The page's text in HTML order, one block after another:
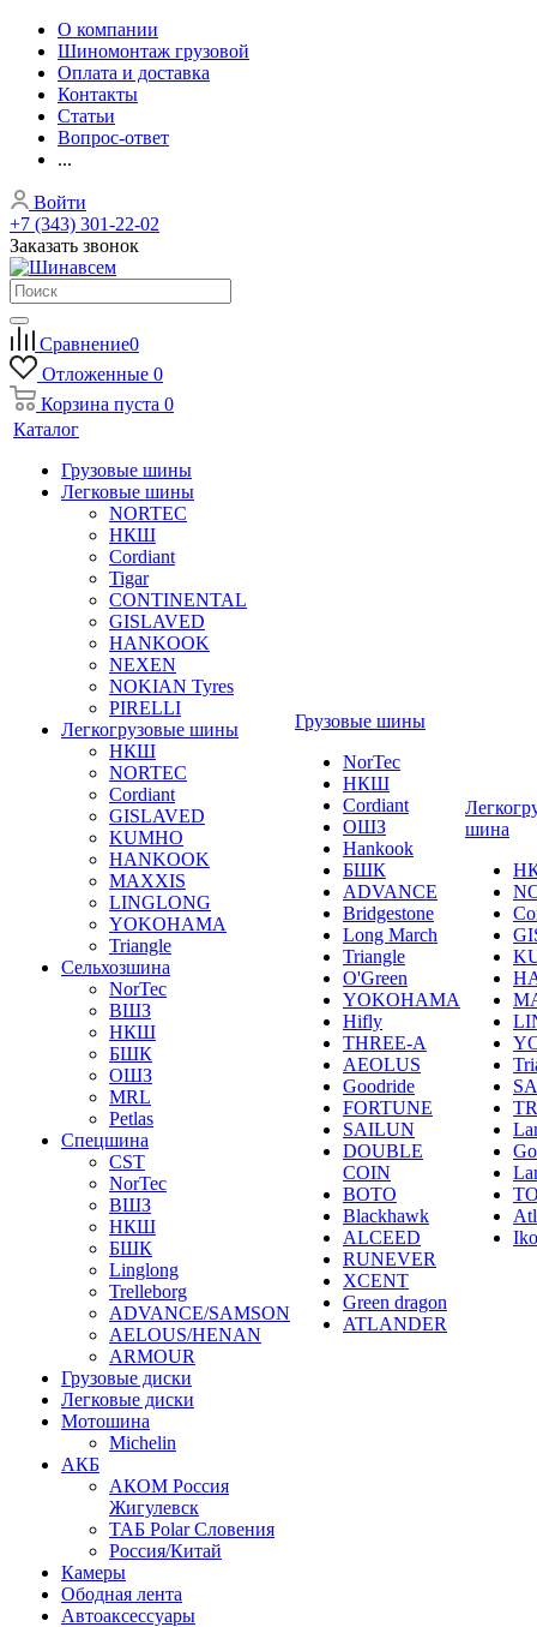
О компании
Шиномонтаж грузовой
Оплата и доставка
Контакты
Статьи
Вопрос-ответ
...
Войти
+7 (343) 301-22-02
Заказать звонок
Сравнение0
Отложенные 0
Корзина пуста 0
Каталог
Грузовые шины
Легковые шины
NORTEС
НКШ
Cordiant
Tigar
CONTINENTAL
GISLAVED
HANKOOK
NEXEN
NOKIAN Tyres
PIRELLI
Легкогрузовые шины
НКШ
NORTEС
Cordiant
GISLAVED
KUMHO
HANKOOK
MAXXIS
LINGLONG
YOKOHAMA
Triangle
Сельхозшина
NorTec
ВШЗ
НКШ
БШК
ОШЗ
MRL
Petlas
Спецшина
CST
NorTec
ВШЗ
НКШ
БШК
Linglong
Trelleborg
ADVANCE/SAMSON
AELOUS/HENAN
ARMOUR
Грузовые диски
Легковые диски
Мотошина
Michelin
АКБ
АКОМ Россия
Жигулевск
ТАБ Polar Словения
Россия/Китай
Камеры
Ободная лента
Автоаксессуары
Грузовые шины
NorTec
НКШ
Cordiant
ОШЗ
Hankook
БШК
ADVANCE
Bridgestone
Long March
Triangle
O'Green
YOKOHAMA
Hifly
THREE-A
AEOLUS
Goodride
FORTUNE
SAILUN
DOUBLE
COIN
BOTO
Blackhawk
ALCEED
RUNEVER
XCENT
Green dragon
ATLANDER
шина